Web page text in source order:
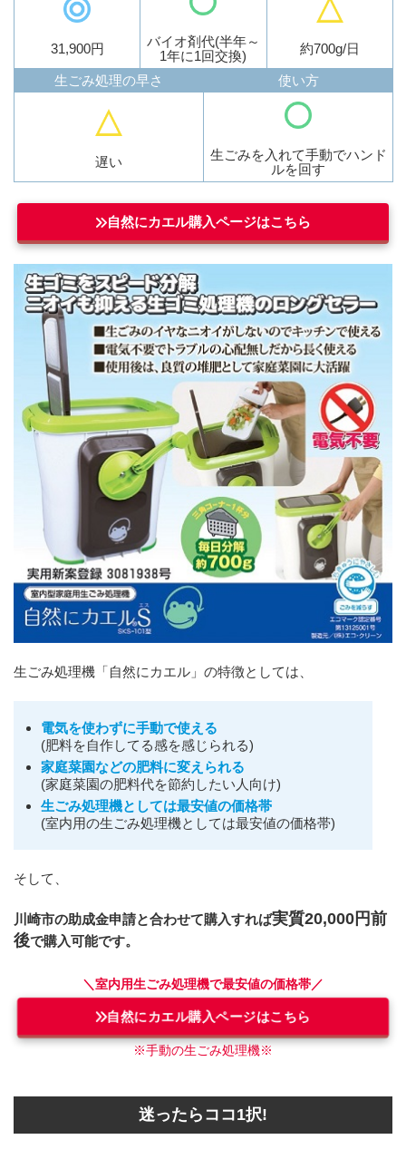
31,900円
バイオ剤代(半年～
1年に1回交換)
約700g/日
生ごみ処理の早さ
遅い
使い方
生ごみを入れて手動でハンド
ルを回す
自然にカエル購入ページはこちら
生ごみ処理機「自然にカエル」の特徴としては、
電気を使わずに手動で使える
(肥料を自作してる感を感じられる)
家庭菜園などの肥料に変えられる
(家庭菜園の肥料代を節約したい人向け)
生ごみ処理機としては最安値の価格帯
(室内用の生ごみ処理機としては最安値の価格帯)
そして、
川崎市の助成金申請と合わせて購入すれば実質20,000円前
後で購入可能です。
＼室内用生ごみ処理機で最安値の価格帯／
自然にカエル購入ページはこちら
※手動の生ごみ処理機※
迷ったらココ1択!